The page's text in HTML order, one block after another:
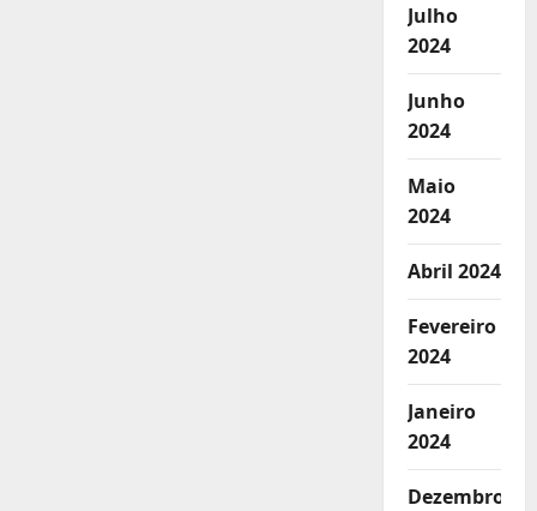
Julho
2024
Junho
2024
Maio
2024
Abril 2024
Fevereiro
2024
Janeiro
2024
Dezembro